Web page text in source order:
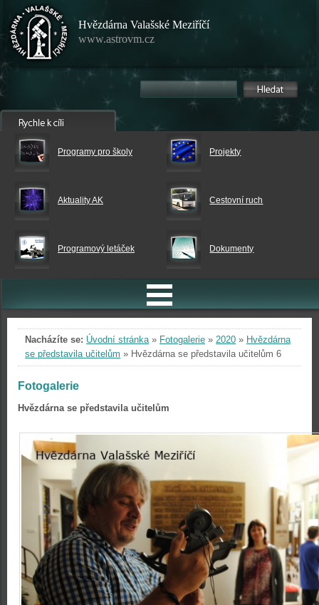
Hvězdárna Valašské Meziříčí
www.astrovm.cz
Programy pro školy Projekty
Aktuality AK Cestovní ruch
Programový letáček Dokumenty
Nacházíte se: Úvodní stránka» Fotogalerie » 2020 » Hvězdárna
se představila učitelům » Hvězdárna se představila učitelům 6
Fotogalerie
Hvězdárna se představila učitelům